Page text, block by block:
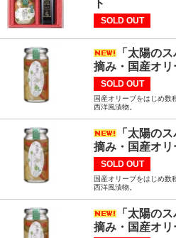
ト
SOLD OUT
「太陽の
摘み・国産オ
SOLD OUT
国産オリーブをはじめ数
西洋風漬物。
「太陽の
摘み・国産オ
SOLD OUT
国産オリーブをはじめ数
西洋風漬物。
「太陽の
摘み・国産オ